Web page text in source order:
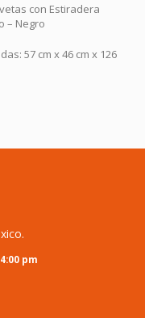
2 Gavetas con Estiradera
Oficio – Arena
Medidas: 57 cm x 46 cm x 68
pm